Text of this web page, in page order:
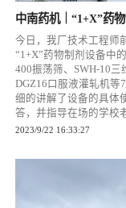
中南药机｜“1+X”药
今日，我厂技术工程师
“1+X”药物制剂设备中
400振荡筛、SWH-10三
DGZ16口服液灌轧机等
细的讲解了设备的具体
答，并指导在场的学校
2023/9/22 16:33:27